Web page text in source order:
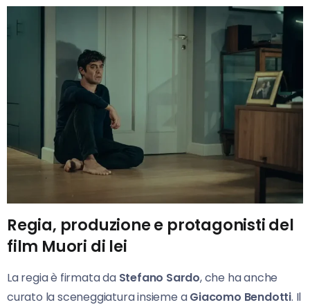
Regia, produzione e protagonisti del
film Muori di lei
La regia è firmata da Stefano Sardo, che ha anche
curato la sceneggiatura insieme aGiacomo Bendotti. Il